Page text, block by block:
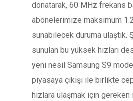
donatarak, 60 MHz frekans
abonelerimize maksimum 1.2
sunabilecek duruma ulaştık.
sunulan bu yüksek hızları
yeni nesil Samsung S9
piyasaya çıkışı ile birlikte
hızlara ulaşmak için gereken